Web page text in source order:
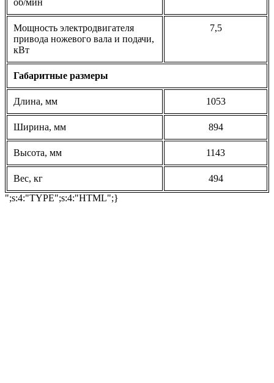
Мощность электродвигателя
привода ножевого вала и подачи,
кВт
7,5
Габаритные размеры
Длина, мм 1053
Ширина, мм 894
Высота, мм 1143
Вес, кг
494
";s:4:"TYPE";s:4:"HTML";}